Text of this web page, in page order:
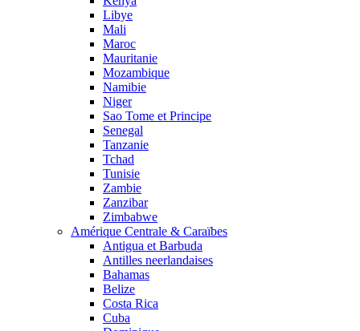
Libye
Mali
Maroc
Mauritanie
Mozambique
Namibie
Niger
Sao Tome et Principe
Senegal
Tanzanie
Tchad
Tunisie
Zambie
Zanzibar
Zimbabwe
Amérique Centrale & Caraïbes
Antigua et Barbuda
Antilles neerlandaises
Bahamas
Belize
Costa Rica
Cuba